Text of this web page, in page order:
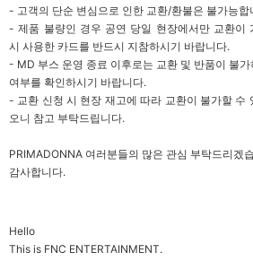
- 고객의 단순 변심으로 인한 교환/환불은 불가능합
-제품 불량인 경우 공연 당일 현장에서만 교환이
시 사용한 카드를 반드시 지참하시기 바랍니다.
- MD 부스 운영 종료 이후로는 교환 및 반품이 불
여부를 확인하시기 바랍니다.
- 교환 신청 시 현장 재고에 따라 교환이 불가할 수
오니 참고 부탁드립니다.
PRIMADONNA 여러분들의 많은 관심 부탁드리겠
감사합니다.
Hello
This is FNC ENTERTAINMENT.